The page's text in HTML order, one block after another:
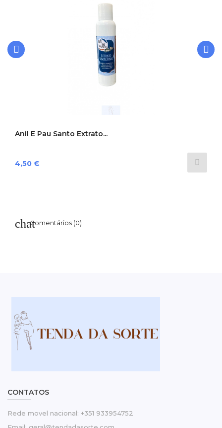
Anil E Pau Santo Extrato...
Preço
4,50 €
Comentários (0)
CONTATOS
Rede movel nacional: +351 933954752